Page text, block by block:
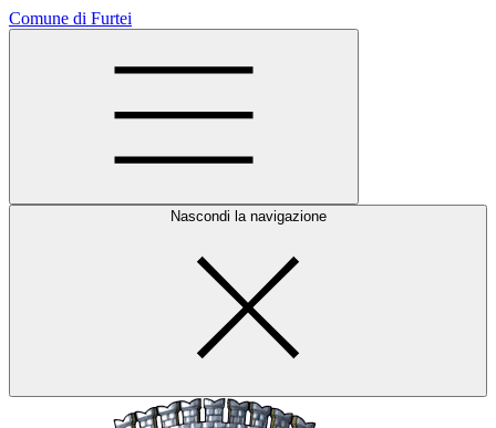
Comune di Furtei
Nascondi la navigazione